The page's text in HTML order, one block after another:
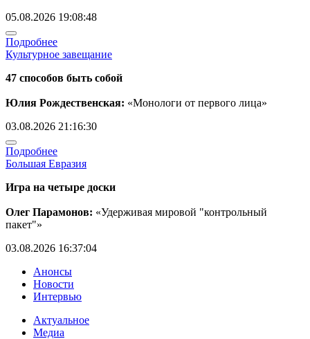
05.08.2026 19:08:48
Подробнее
Культурное завещание
47 способов быть собой
Юлия Рождественская: «Монологи от первого лица»
03.08.2026 21:16:30
Подробнее
Большая Евразия
Игра на четыре доски
Олег Парамонов: «Удерживая мировой "контрольный
пакет"»
03.08.2026 16:37:04
Анонсы
Новости
Интервью
Актуальное
Медиа